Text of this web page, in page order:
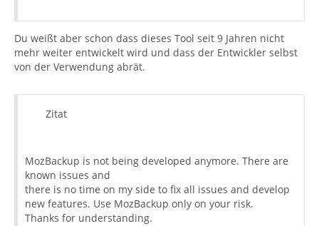
Du weißt aber schon dass dieses Tool seit 9 Jahren nicht
mehr weiter entwickelt wird und dass der Entwickler selbst
von der Verwendung abrät.
Zitat
MozBackup is not being developed anymore. There are
known issues and
there is no time on my side to fix all issues and develop
new features. Use MozBackup only on your risk.
Thanks for understanding.